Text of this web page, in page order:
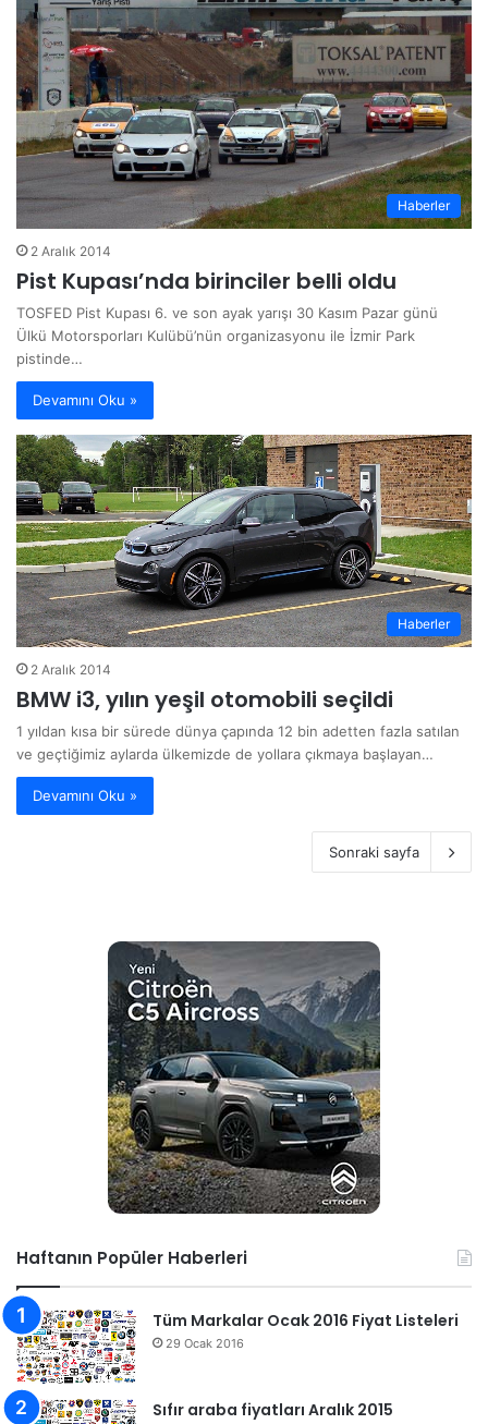
Haberler
2 Aralık 2014
Pist Kupası’nda birinciler belli oldu
TOSFED Pist Kupası 6. ve son ayak yarışı 30 Kasım Pazar günü
Ülkü Motorsporları Kulübü’nün organizasyonu ile İzmir Park
pistinde…
Devamını Oku »
Haberler
2 Aralık 2014
BMW i3, yılın yeşil otomobili seçildi
1 yıldan kısa bir sürede dünya çapında 12 bin adetten fazla satılan
ve geçtiğimiz aylarda ülkemizde de yollara çıkmaya başlayan…
Devamını Oku »
Sonraki sayfa
Haftanın Popüler Haberleri
Tüm Markalar Ocak 2016 Fiyat Listeleri
29 Ocak 2016
Sıfır araba fiyatları Aralık 2015